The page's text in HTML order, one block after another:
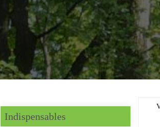
Indispensables